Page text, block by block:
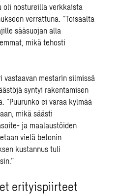
oli nostureilla verkkaista
verrattuna. ”Toisaalta
sääsuojan alla
mikä tehosti
vastaavan mestarin silmissä
syntyi rakentamisen
”Puurunko ei varaa kylmää
mikä säästi
ja maalaustöiden
vielä betonin
kustannus tuli
erityispiirteet